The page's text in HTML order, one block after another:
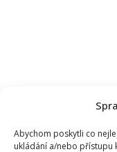
Abychom poskytli co
ukládání a/nebo přístupu